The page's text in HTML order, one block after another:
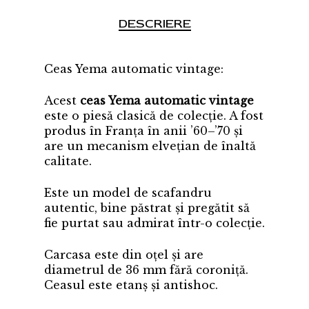
DESCRIERE
Ceas Yema automatic vintage:
Acest ceas Yema automatic vintage
este o piesă clasică de colecție. A fost
produs în Franța în anii ’60–’70 și
are un mecanism elvețian de înaltă
calitate.
Este un model de scafandru
autentic, bine păstrat și pregătit să
fie purtat sau admirat într-o colecție.
Carcasa este din oțel și are
diametrul de 36 mm fără coroniță.
Ceasul este etanș și antishoc.